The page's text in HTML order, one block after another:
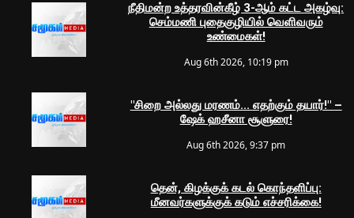
நீதிமன்ற உத்தரவின்கீழ் 3-ஆம் கட்ட அகழ்வு:
செம்மணி புதைகுழியில் வெளிவரும்
உண்மைகள்!
Aug 6th 2026, 10:19 pm
"சிறை அல்லது மரணம்... எதற்கும் தயார்!" –
ஷேக் ஹசீனா சூளுரை!
Aug 6th 2026, 9:37 pm
தென், கிழக்குக் கடல் கொந்தளிப்பு:
மீனவர்களுக்குக் கடும் எச்சரிக்கை!